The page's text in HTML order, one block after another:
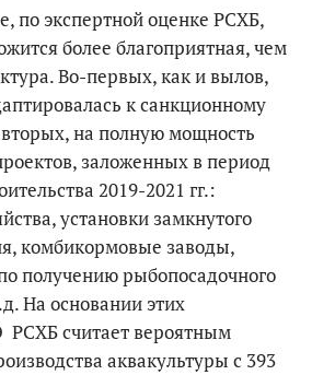
по экспертной оценке РСХБ,
жится более благоприятная, чем
Во-первых, как и вылов,
к санкционному
на полную мощность
заложенных в период
2019-2021 гг.:
установки замкнутого
комбикормовые заводы,
получению рыбопосадочного
На основании этих
РСХБ считает вероятным
аквакультуры с 393